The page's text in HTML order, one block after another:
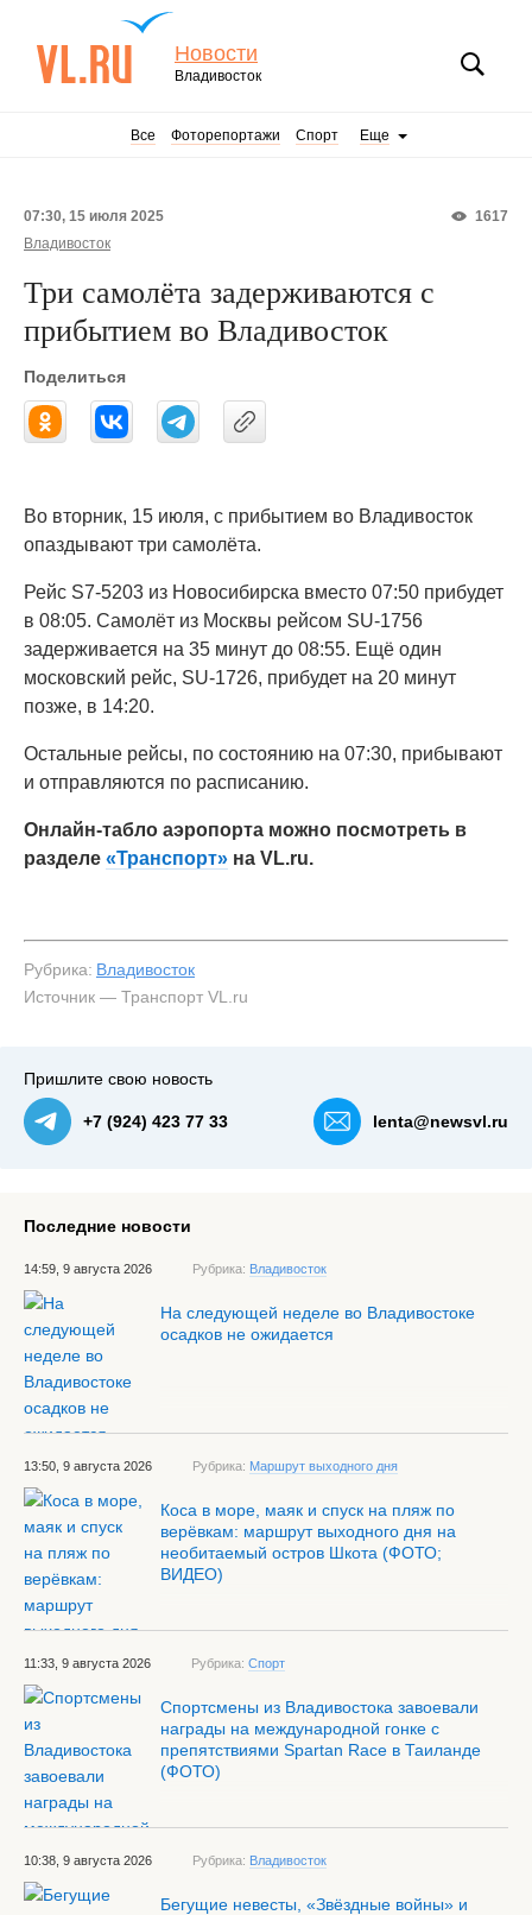
Новости
Владивосток
Все Фоторепортажи Спорт Еще
1617
07:30, 15 июля 2025
Владивосток
Три самолёта задерживаются с
прибытием во Владивосток
Поделиться
Во вторник, 15 июля, с прибытием во Владивосток
опаздывают три самолёта.
Рейс S7-5203 из Новосибирска вместо 07:50 прибудет
в 08:05. Самолёт из Москвы рейсом SU-1756
задерживается на 35 минут до 08:55. Ещё один
московский рейс, SU-1726, прибудет на 20 минут
позже, в 14:20.
Остальные рейсы, по состоянию на 07:30, прибывают
и отправляются по расписанию.
Онлайн-табло аэропорта можно посмотреть в
разделе «Транспорт» на VL.ru.
Рубрика: Владивосток
Источник — Транспорт VL.ru
Пришлите свою новость
+7 (924) 423 77 33 lenta@newsvl.ru
Последние новости
14:59, 9 августа 2026 Рубрика: Владивосток
На следующей неделе во Владивостоке
осадков не ожидается
13:50, 9 августа 2026 Рубрика: Маршрут выходного дня
Коса в море, маяк и спуск на пляж по
верёвкам: маршрут выходного дня на
необитаемый остров Шкота (ФОТО;
ВИДЕО)
11:33, 9 августа 2026 Рубрика: Спорт
Спортсмены из Владивостока завоевали
награды на международной гонке с
препятствиями Spartan Race в Таиланде
(ФОТО)
10:38, 9 августа 2026 Рубрика: Владивосток
Бегущие невесты, «Звёздные войны» и